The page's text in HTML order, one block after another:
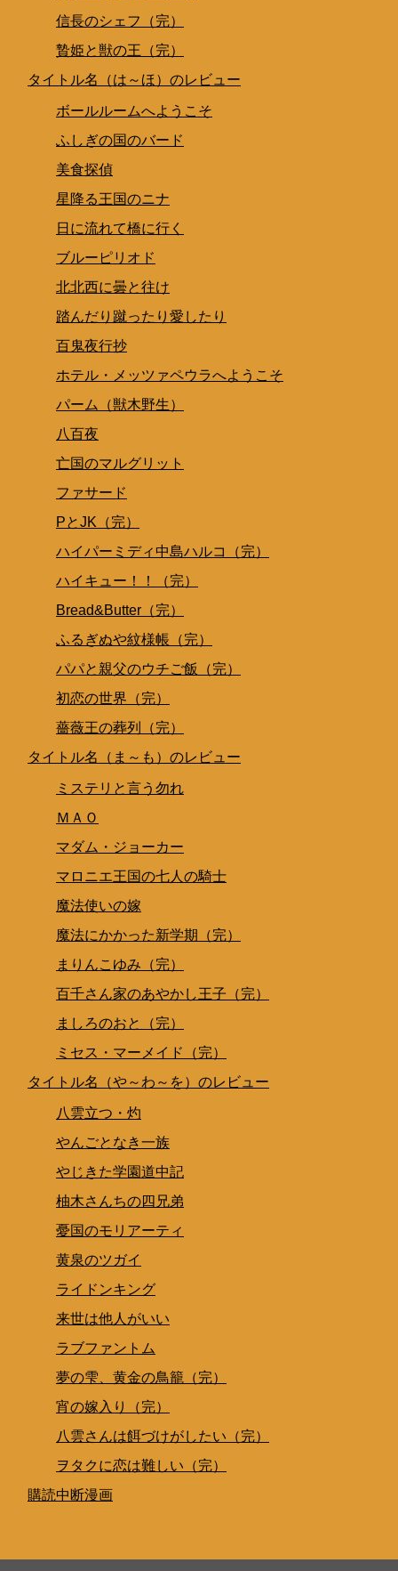
信長のシェフ（完）
贄姫と獣の王（完）
タイトル名（は～ほ）のレビュー
ボールルームへようこそ
ふしぎの国のバード
美食探偵
星降る王国のニナ
日に流れて橋に行く
ブルーピリオド
北北西に曇と往け
踏んだり蹴ったり愛したり
百鬼夜行抄
ホテル・メッツァペウラへようこそ
パーム（獣木野生）
八百夜
亡国のマルグリット
ファサード
PとJK（完）
ハイパーミディ中島ハルコ（完）
ハイキュー！！（完）
Bread&Butter（完）
ふるぎぬや紋様帳（完）
パパと親父のウチご飯（完）
初恋の世界（完）
薔薇王の葬列（完）
タイトル名（ま～も）のレビュー
ミステリと言う勿れ
ＭＡＯ
マダム・ジョーカー
マロニエ王国の七人の騎士
魔法使いの嫁
魔法にかかった新学期（完）
まりんこゆみ（完）
百千さん家のあやかし王子（完）
ましろのおと（完）
ミセス・マーメイド（完）
タイトル名（や～わ～を）のレビュー
八雲立つ・灼
やんごとなき一族
やじきた学園道中記
柚木さんちの四兄弟
憂国のモリアーティ
黄泉のツガイ
ライドンキング
来世は他人がいい
ラブファントム
夢の雫、黄金の鳥籠（完）
宵の嫁入り（完）
八雲さんは餌づけがしたい（完）
ヲタクに恋は難しい（完）
購読中断漫画